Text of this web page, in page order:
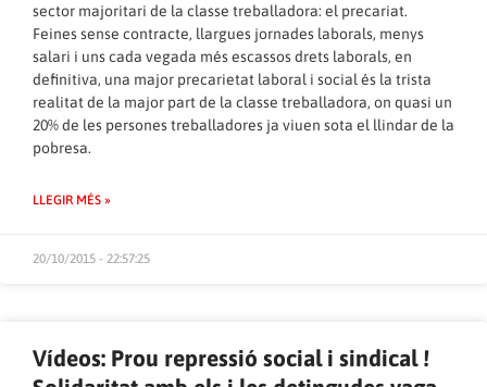
sector majoritari de la classe treballadora: el precariat.
Feines sense contracte, llargues jornades laborals, menys
salari i uns cada vegada més escassos drets laborals, en
definitiva, una major precarietat laboral i social és la trista
realitat de la major part de la classe treballadora, on quasi un
20% de les persones treballadores ja viuen sota el llindar de la
pobresa.
LLEGIR MÉS »
20/10/2015 - 22:57:25
Vídeos: Prou repressió social i sindical !